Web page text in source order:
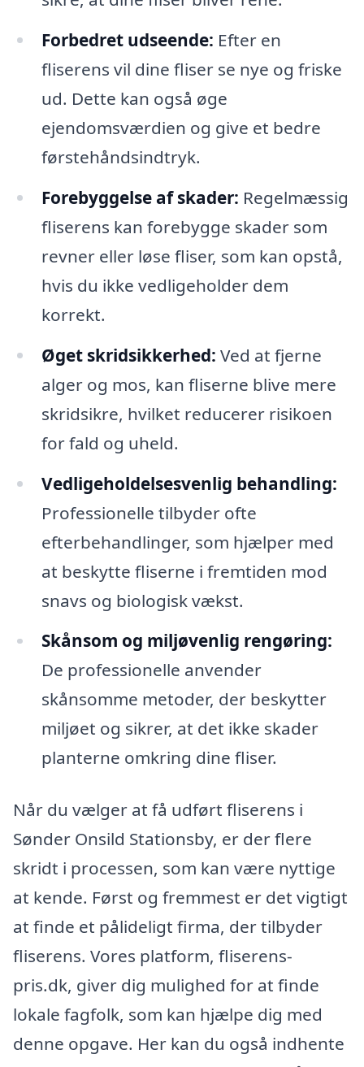
Forbedret udseende: Efter en
fliserens vil dine fliser se nye og friske
ud. Dette kan også øge
ejendomsværdien og give et bedre
førstehåndsindtryk.
Forebyggelse af skader: Regelmæssig
fliserens kan forebygge skader som
revner eller løse fliser, som kan opstå,
hvis du ikke vedligeholder dem
korrekt.
Øget skridsikkerhed: Ved at fjerne
alger og mos, kan fliserne blive mere
skridsikre, hvilket reducerer risikoen
for fald og uheld.
Vedligeholdelsesvenlig behandling:
Professionelle tilbyder ofte
efterbehandlinger, som hjælper med
at beskytte fliserne i fremtiden mod
snavs og biologisk vækst.
Skånsom og miljøvenlig rengøring:
De professionelle anvender
skånsomme metoder, der beskytter
miljøet og sikrer, at det ikke skader
planterne omkring dine fliser.
Når du vælger at få udført fliserens i
Sønder Onsild Stationsby, er der flere
skridt i processen, som kan være nyttige
at kende. Først og fremmest er det vigtigt
at finde et pålideligt firma, der tilbyder
fliserens. Vores platform, fliserens-
pris.dk, giver dig mulighed for at finde
lokale fagfolk, som kan hjælpe dig med
denne opgave. Her kan du også indhente